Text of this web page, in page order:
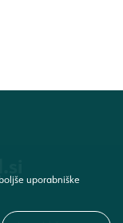
uporabniške